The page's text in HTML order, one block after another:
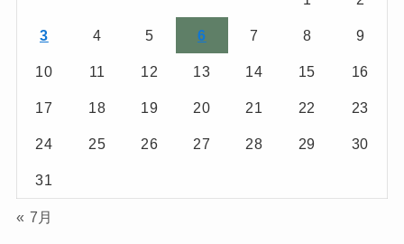
3 4 5 6 7 8 9
10 11 12 13 14 15 16
17 18 19 20 21 22 23
24 25 26 27 28 29 30
31
« 7月